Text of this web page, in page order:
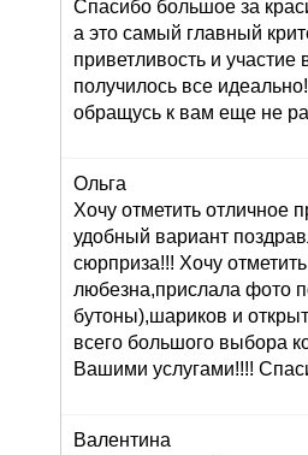
Спасибо большое за
а это самый главный
приветливость и
получилось все
обращусь к вам еще не
Ольга
Хочу отметить отличное
удобный вариант
сюрприза!!! Хочу
любезна,прислала фото
бутоны),шариков и
всего большого выбора
Вашими услугами!!!!
Валентина